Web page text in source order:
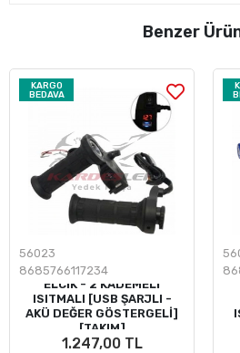
Benzer
KARGO
BEDAVA
56023
8685766117234
ELCİK - 2 KADEMELİ
ISITMALI [USB ŞARJLI -
AKÜ DEĞER GÖSTERGELİ]
[TAKIM]
1.247,00 TL